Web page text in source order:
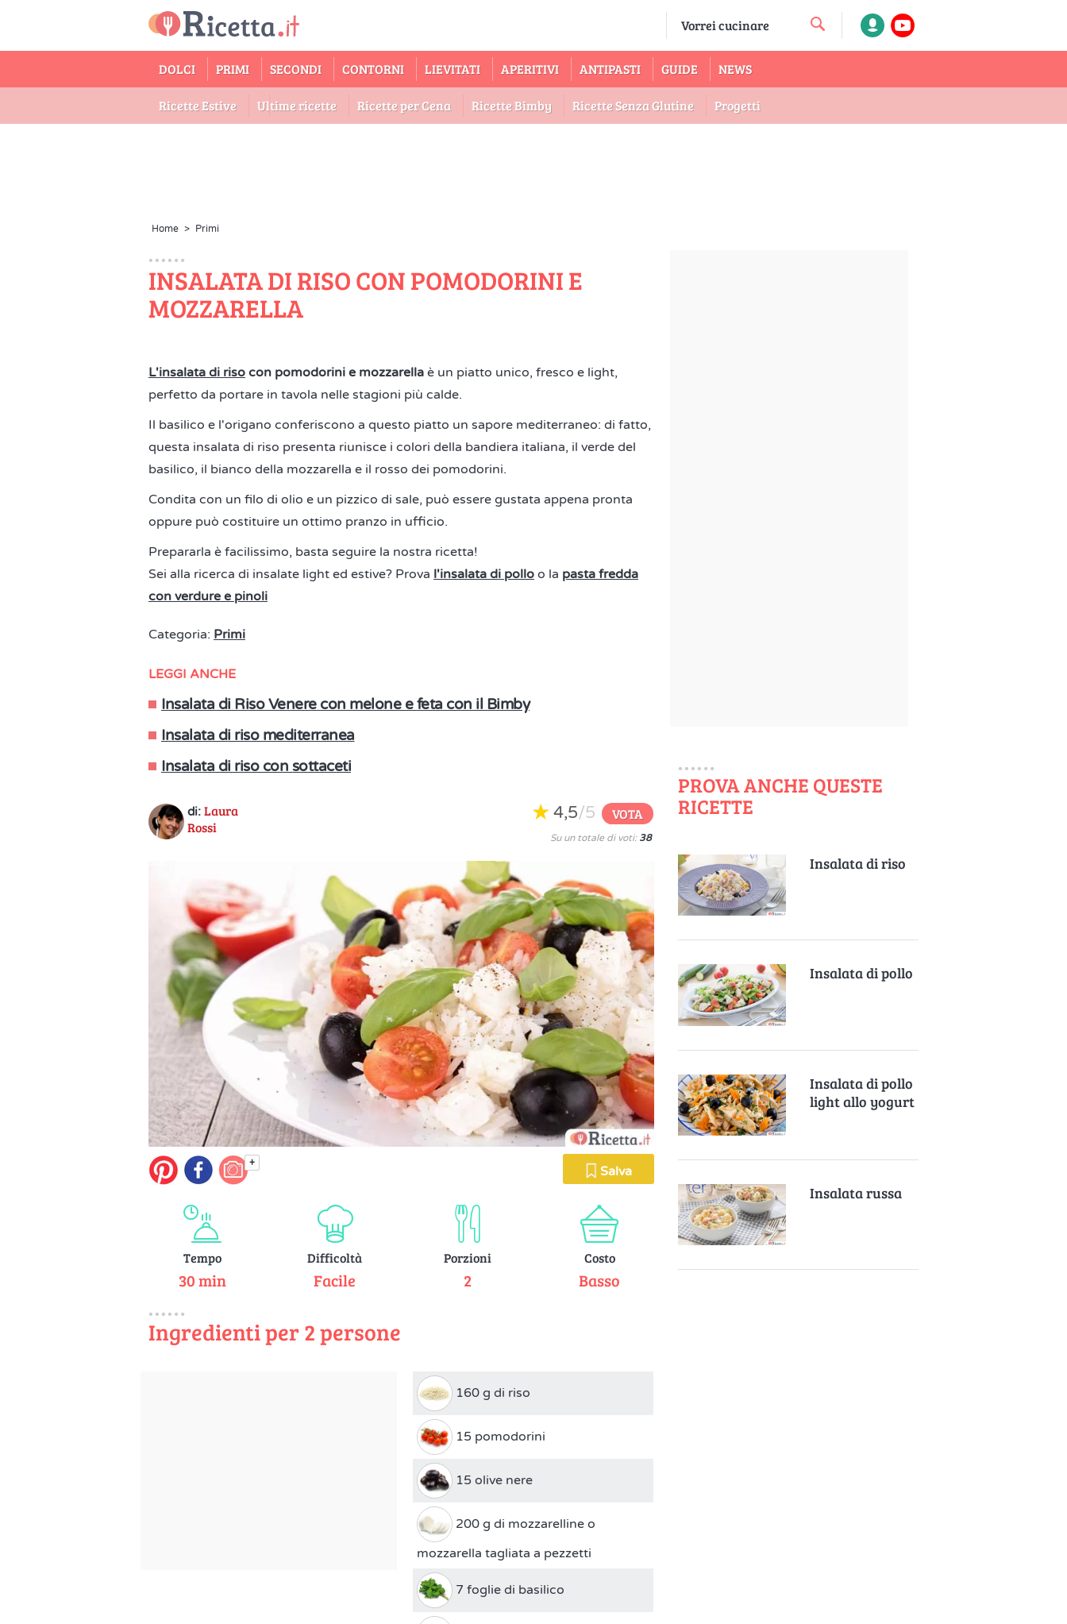
DOLCI PRIMI SECONDI CONTORNI LIEVITATI APERITIVI ANTIPASTI GUIDE NEWS
Ricette Estive Ultime ricette Ricette per Cena Ricette Bimby Ricette Senza Glutine Progetti
Home > Primi
INSALATA DI RISO CON POMODORINI E
MOZZARELLA
L'insalata di riso con pomodorini e mozzarella è un piatto unico, fresco e light,
perfetto da portare in tavola nelle stagioni più calde.
Il basilico e l'origano conferiscono a questo piatto un sapore mediterraneo: di fatto,
questa insalata di riso presenta riunisce i colori della bandiera italiana, il verde del
basilico, il bianco della mozzarella e il rosso dei pomodorini.
Condita con un filo di olio e un pizzico di sale, può essere gustata appena pronta
oppure può costituire un ottimo pranzo in ufficio.
Prepararla è facilissimo, basta seguire la nostra ricetta!
Sei alla ricerca di insalate light ed estive? Prova l'insalata di pollo o la pasta fredda
con verdure e pinoli
Categoria: Primi
LEGGI ANCHE
Insalata di Riso Venere con melone e feta con il Bimby
Insalata di riso mediterranea
Insalata di riso con sottaceti
di: Laura
Rossi
4,5/5 VOTA
Su un totale di voti: 38
+
Salva
Tempo
30 min
Difficoltà
Facile
Porzioni
2
Costo
Basso
Ingredienti per 2 persone
160 g di riso
15 pomodorini
15 olive nere
200 g di mozzarelline o
mozzarella tagliata a pezzetti
7 foglie di basilico
PROVA ANCHE QUESTE
RICETTE
Insalata di riso
Insalata di pollo
Insalata di pollo
light allo yogurt
Insalata russa